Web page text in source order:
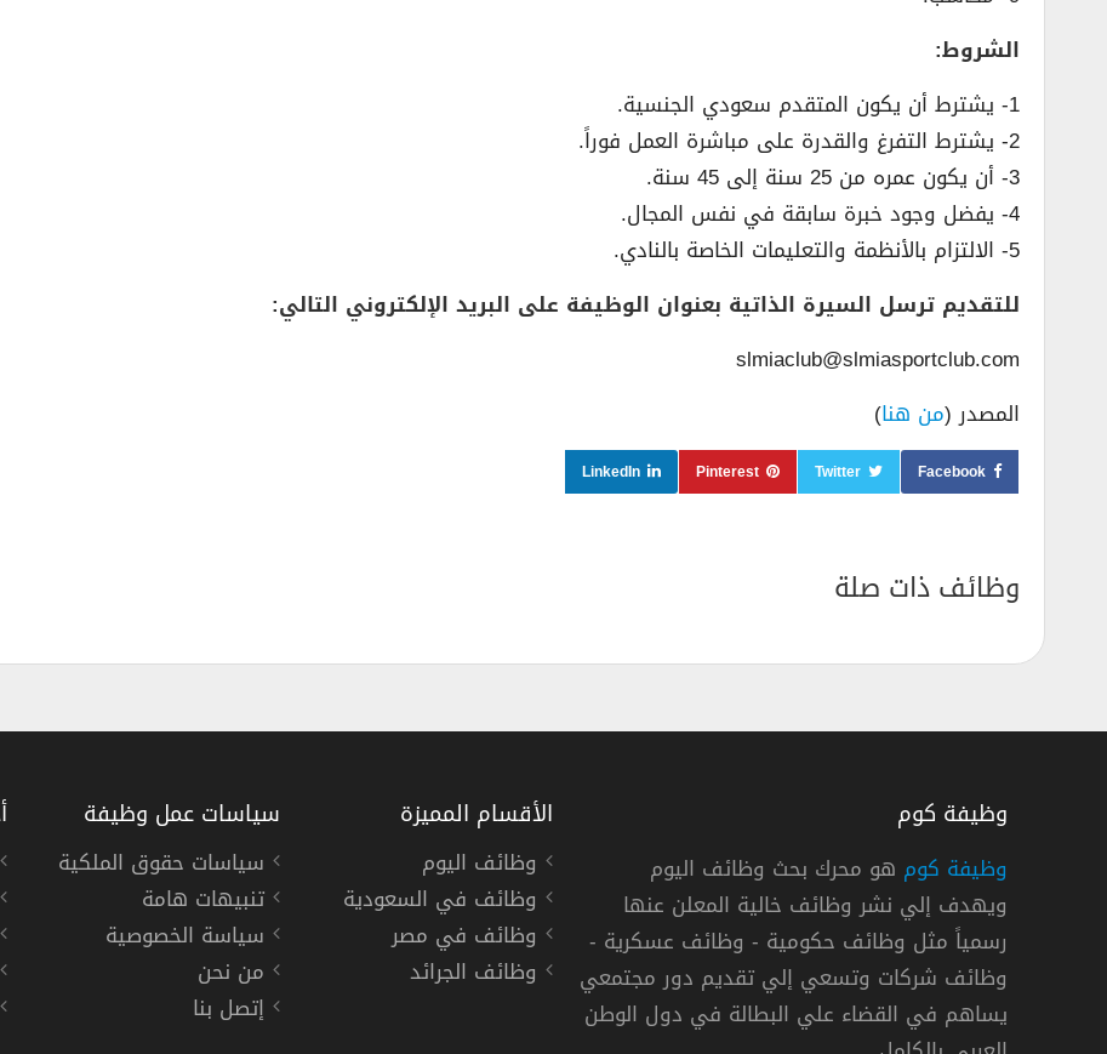
الشروط:
1- يشترط أن يكون المتقدم سعودي الجنسية.
2- يشترط التفرغ والقدرة على مباشرة العمل فوراً.
3- أن يكون عمره من 25 سنة إلى 45 سنة.
4- يفضل وجود خبرة سابقة في نفس المجال.
5- الالتزام بالأنظمة والتعليمات الخاصة بالنادي.
للتقديم ترسل السيرة الذاتية بعنوان الوظيفة على البريد الإلكتروني التالي:
slmiaclub@slmiasportclub.com
المصدر (من هنا)
Facebook
Twitter
Pinterest
LinkedIn
وظائف ذات صلة
شركة أبيات توفر 27 وظيفة لحملة الدبلوم فأعلي بعدة مناطق بالمملكة
شركة ابيات
« السعودية »
السمع وذويهم توفر 15 وظيفة لحملة الثانوية فأعلي
وضعاف السمع وذويهم
الدمام
وظيفة كوم
وظيفة كوم هو محرك بحث وظائف اليوم
ويهدف إلي نشر وظائف خالية المعلن عنها
رسمياً مثل وظائف حكومية - وظائف عسكرية -
وظائف شركات وتسعي إلي تقديم دور مجتمعي
يساهم في القضاء علي البطالة في دول الوطن
الأقسام المميزة
وظائف اليوم
وظائف في السعودية
وظائف في مصر
وظائف الجرائد
سياسات عمل وظيفة
سياسات حقوق الملكية
تنبيهات هامة
سياسة الخصوصية
من نحن
إتصل بنا